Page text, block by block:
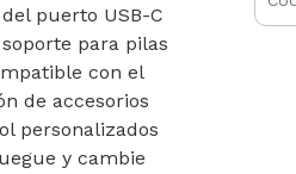
puerto USB-C
para pilas
con el
de accesorios
personalizados
y cambie